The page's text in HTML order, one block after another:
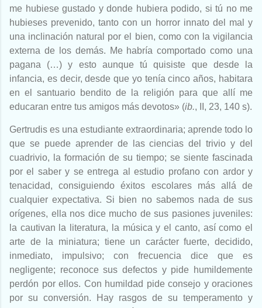
me hubiese gustado y donde hubiera podido, si tú no me
hubieses prevenido, tanto con un horror innato del mal y
una inclinación natural por el bien, como con la vigilancia
externa de los demás. Me habría comportado como una
pagana (…) y esto aunque tú quisiste que desde la
infancia, es decir, desde que yo tenía cinco años, habitara
en el santuario bendito de la religión para que allí me
educaran entre tus amigos más devotos» (ib., II, 23, 140 s).
Gertrudis es una estudiante extraordinaria; aprende todo lo
que se puede aprender de las ciencias del trivio y del
cuadrivio, la formación de su tiempo; se siente fascinada
por el saber y se entrega al estudio profano con ardor y
tenacidad, consiguiendo éxitos escolares más allá de
cualquier expectativa. Si bien no sabemos nada de sus
orígenes, ella nos dice mucho de sus pasiones juveniles:
la cautivan la literatura, la música y el canto, así como el
arte de la miniatura; tiene un carácter fuerte, decidido,
inmediato, impulsivo; con frecuencia dice que es
negligente; reconoce sus defectos y pide humildemente
perdón por ellos. Con humildad pide consejo y oraciones
por su conversión. Hay rasgos de su temperamento y